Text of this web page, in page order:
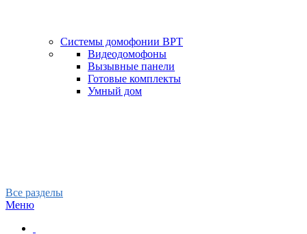
Системы домофонии BPT
Видеодомофоны
Вызывные панели
Готовые комплекты
Умный дом
Все разделы
Меню